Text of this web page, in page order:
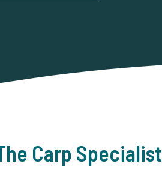
Carp Specialist